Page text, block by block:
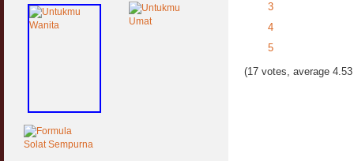
3
4
5
(17 votes, average